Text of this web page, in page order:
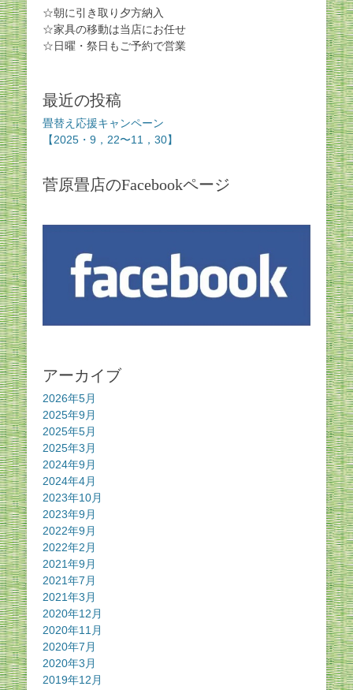
☆朝に引き取り夕方納入
☆家具の移動は当店にお任せ
☆日曜・祭日もご予約で営業
最近の投稿
畳替え応援キャンペーン
【2025・9，22〜11，30】
菅原畳店のFacebookページ
アーカイブ
2026年5月
2025年9月
2025年5月
2025年3月
2024年9月
2024年4月
2023年10月
2023年9月
2022年9月
2022年2月
2021年9月
2021年7月
2021年3月
2020年12月
2020年11月
2020年7月
2020年3月
2019年12月